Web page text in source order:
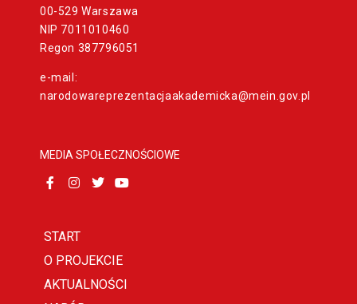
00-529 Warszawa
NIP 7011010460
Regon 387796051
e-mail:
narodowareprezentacjaakademicka@mein.gov.pl
MEDIA SPOŁECZNOŚCIOWE
START
O PROJEKCIE
AKTUALNOŚCI